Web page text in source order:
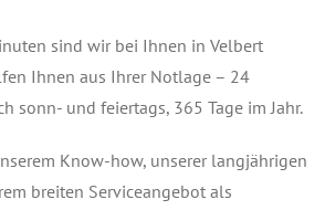
sind wir bei Ihnen in Velbert
Ihnen aus Ihrer Notlage – 24
sonn- und feiertags, 365 Tage im Jahr.
Know-how, unserer langjährigen
breiten Serviceangebot als